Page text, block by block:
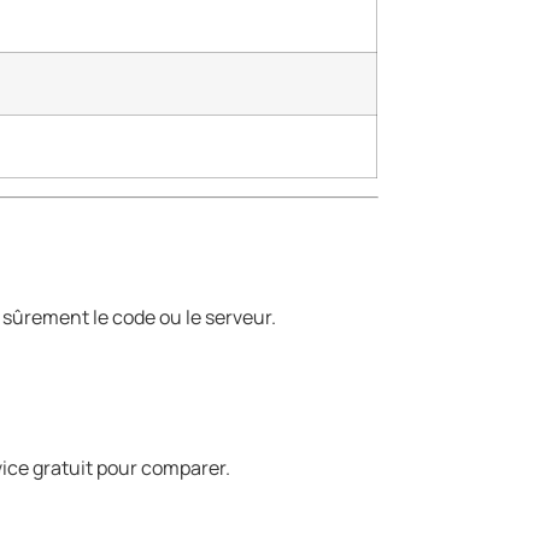
le code ou le serveur.
gratuit pour comparer.